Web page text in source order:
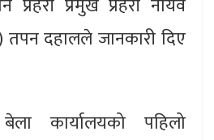
तपन दहालले जानकारी दिए
कार्यालयको पहिलो